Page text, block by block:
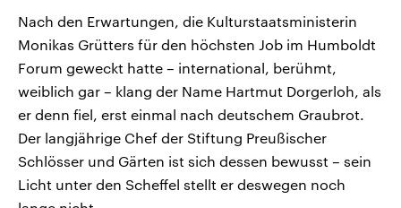
Nach den Erwartungen, die Kulturstaatsministerin
Monikas Grütters für den höchsten Job im Humboldt
Forum geweckt hatte – international, berühmt,
weiblich gar – klang der Name Hartmut Dorgerloh, als
er denn fiel, erst einmal nach deutschem Graubrot.
Der langjährige Chef der Stiftung Preußischer
Schlösser und Gärten ist sich dessen bewusst – sein
Licht unter den Scheffel stellt er deswegen noch